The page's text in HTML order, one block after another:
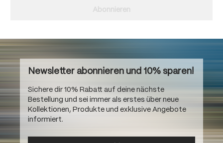
Abonnieren
Newsletter abonnieren und 10% sparen!
Sichere dir 10% Rabatt auf deine nächste
Bestellung und sei immer als erstes über neue
Kollektionen, Produkte und exklusive Angebote
informiert.